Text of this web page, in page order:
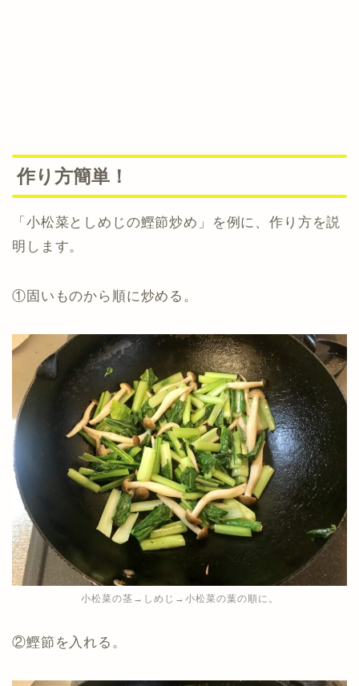
作り方簡単！
「小松菜としめじの鰹節炒め」を例に、作り方を説
明します。
①固いものから順に炒める。
小松菜の茎→しめじ→小松菜の葉の順に。
②鰹節を入れる。